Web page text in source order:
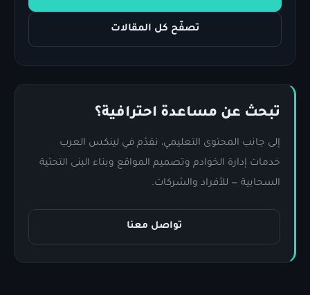
تصفّح كل المقالات
تبحث عن مساعدة احترافية؟
إلى جانب المحتوى التعليمي، نقدّم في لينكس العرب
خدمات إدارة الخوادم وتصميم المواقع وبناء البنى التحتية
السحابية — للأفراد والشركات.
تواصل معنا